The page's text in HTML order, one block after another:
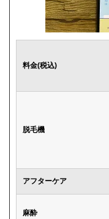
料金(税込)
脱毛機
アフターケア
麻酔